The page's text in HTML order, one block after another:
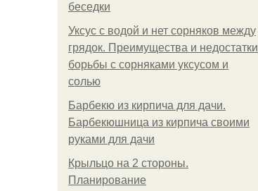
беседки
Уксус с водой и нет сорняков между
грядок. Преимущества и недостатки
борьбы с сорняками уксусом и
солью
Барбекю из кирпича для дачи.
Барбекюшница из кирпича своими
руками для дачи
Крыльцо на 2 стороны.
Планирование